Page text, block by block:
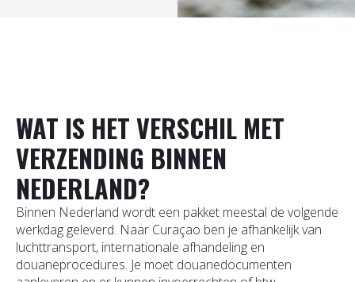
WAT IS HET VERSCHIL MET
VERZENDING BINNEN
NEDERLAND?
Binnen Nederland wordt een pakket meestal de volgende
werkdag geleverd. Naar Curaçao ben je afhankelijk van
luchttransport, internationale afhandeling en
douaneprocedures. Je moet douanedocumenten